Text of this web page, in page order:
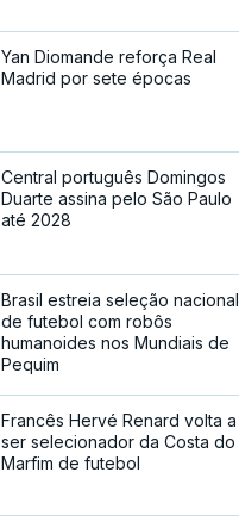
Yan Diomande reforça Real
Madrid por sete épocas
Central português Domingos
Duarte assina pelo São Paulo
até 2028
Brasil estreia seleção nacional
de futebol com robôs
humanoides nos Mundiais de
Pequim
Francês Hervé Renard volta a
ser selecionador da Costa do
Marfim de futebol